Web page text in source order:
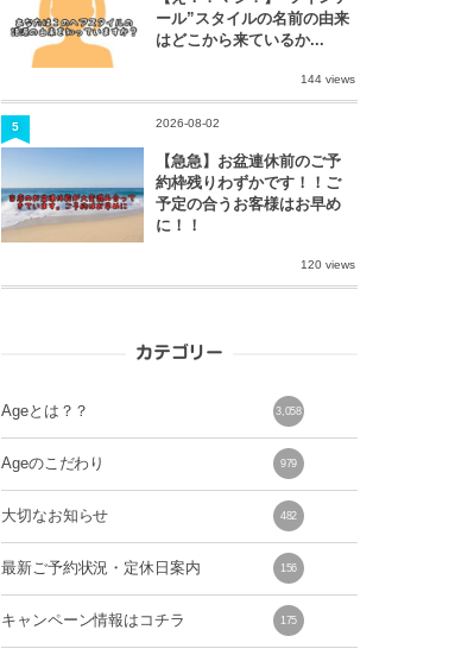
ール”スタイルの名前の由来
はどこから来ているか...
144 views
2026-08-02
【急急】お盆連休前のご予
約枠残りわずかです！！ご
予定の合うお客様はお早め
に！！
120 views
5
カテゴリー
Ageとは？？ 3,058
Ageのこだわり 979
大切なお知らせ 482
最新ご予約状況・定休日案内 156
キャンペーン情報はコチラ 175